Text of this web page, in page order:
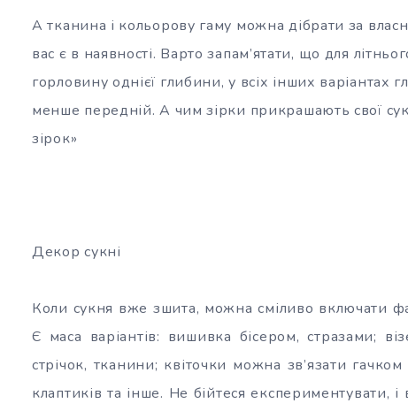
А тканина і кольорову гаму можна дібрати за
вас є в наявності. Варто запам’ятати, що для
горловину однієї глибини, у всіх інших варіантах
менше передній. А чим зірки прикрашають свої
зірок»
Декор сукні
Коли сукня вже зшита, можна сміливо включати
Є маса варіантів: вишивка бісером, стразами;
стрічок, тканини; квіточки можна зв’язати
клаптиків та інше. Не бійтеся експериментувати,